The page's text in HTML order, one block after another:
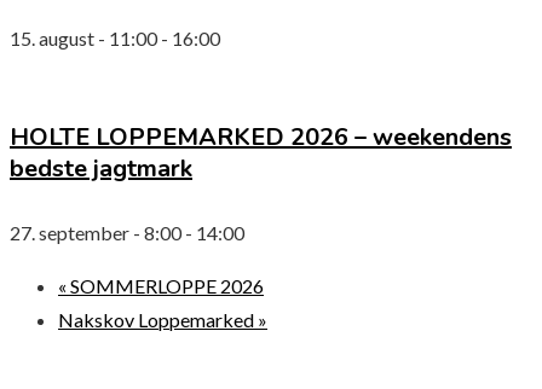
15. august - 11:00- 16:00
HOLTE LOPPEMARKED 2026 – weekendens
bedste jagtmark
27. september - 8:00- 14:00
« SOMMERLOPPE 2026
Nakskov Loppemarked »